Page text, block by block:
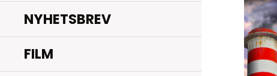
NYHETSBREV
FILM